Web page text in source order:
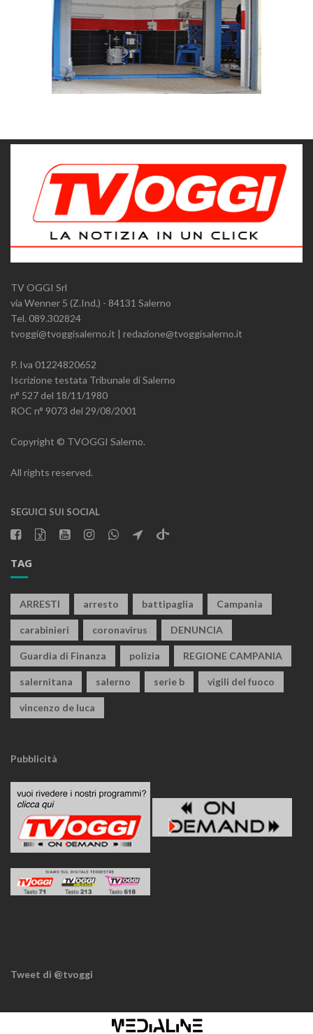
TV OGGI Srl
via Wenner 5 (Z.Ind.) - 84131 Salerno
Tel. 089.302824
tvoggi@tvoggisalerno.it | redazione@tvoggisalerno.it
P. Iva 01224820652
Iscrizione testata Tribunale di Salerno
n° 527 del 18/11/1980
ROC n° 9073 del 29/08/2001
Copyright © TVOGGI Salerno.
All rights reserved.
SEGUICI SUI SOCIAL
TAG
ARRESTI arresto battipaglia Campania
carabinieri coronavirus DENUNCIA
Guardia di Finanza polizia REGIONE CAMPANIA
salernitana salerno serie b vigili del fuoco
vincenzo de luca
Pubblicità
Tweet di @tvoggi